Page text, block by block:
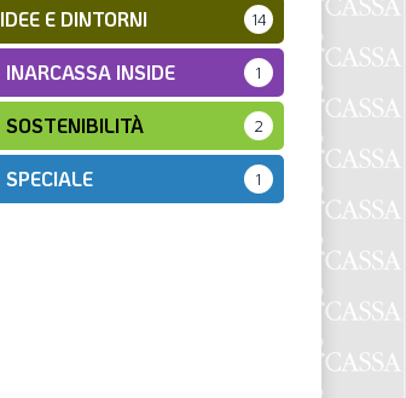
IDEE E DINTORNI 14
INARCASSA INSIDE 1
SOSTENIBILITÀ 2
SPECIALE 1